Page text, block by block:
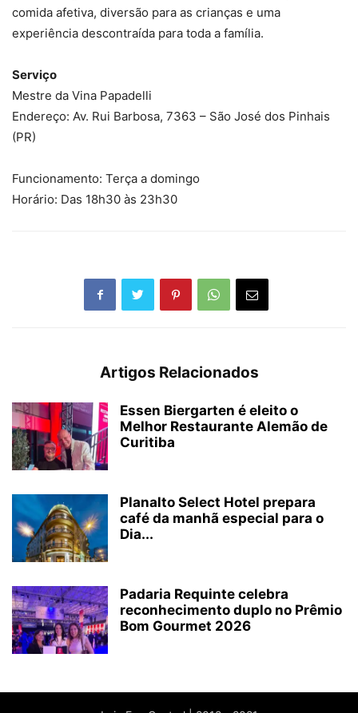
comida afetiva, diversão para as crianças e uma
experiência descontraída para toda a família.
Serviço
Mestre da Vina Papadelli
Endereço: Av. Rui Barbosa, 7363 – São José dos Pinhais
(PR)
Funcionamento: Terça a domingo
Horário: Das 18h30 às 23h30
Artigos Relacionados
Essen Biergarten é eleito o
Melhor Restaurante Alemão de
Curitiba
Planalto Select Hotel prepara
café da manhã especial para o
Dia...
Padaria Requinte celebra
reconhecimento duplo no Prêmio
Bom Gourmet 2026